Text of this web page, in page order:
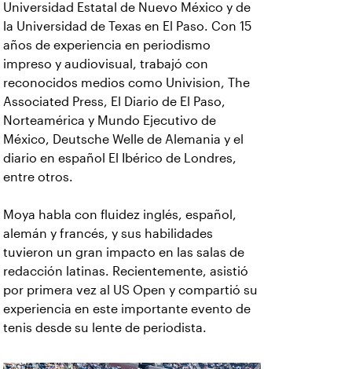
Universidad Estatal de Nuevo México y de
la Universidad de Texas en El Paso. Con 15
años de experiencia en periodismo
impreso y audiovisual, trabajó con
reconocidos medios como Univision, The
Associated Press, El Diario de El Paso,
Norteamérica y Mundo Ejecutivo de
México, Deutsche Welle de Alemania y el
diario en español El Ibérico de Londres,
entre otros.
Moya habla con fluidez inglés, español,
alemán y francés, y sus habilidades
tuvieron un gran impacto en las salas de
redacción latinas. Recientemente, asistió
por primera vez al US Open y compartió su
experiencia en este importante evento de
tenis desde su lente de periodista.